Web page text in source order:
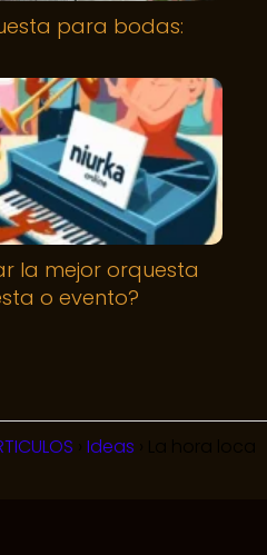
para bodas:
la mejor orquesta
o evento?
Ideas